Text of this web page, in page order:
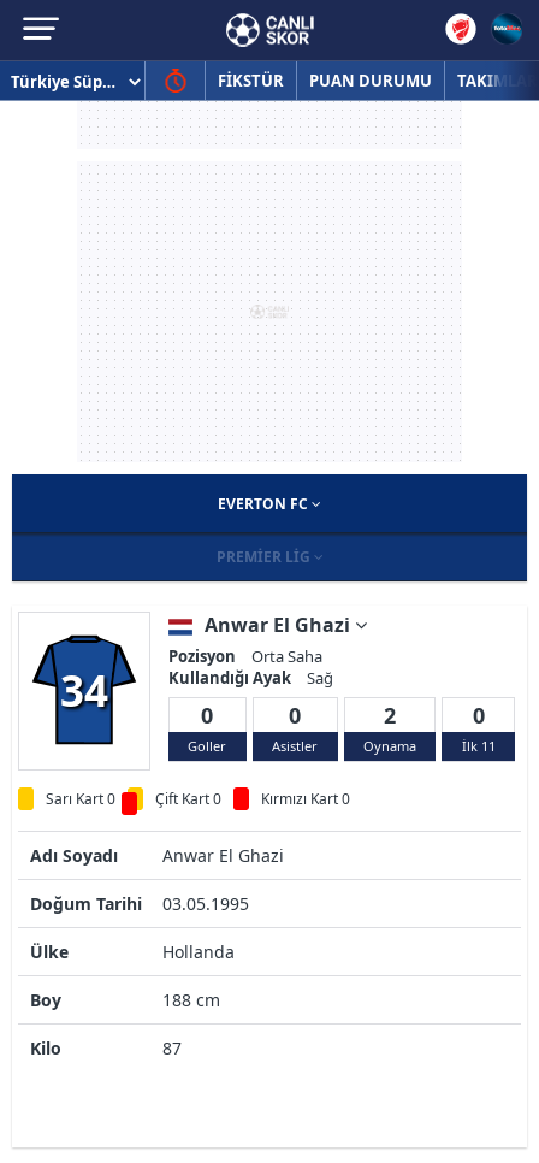
FİKSTÜR PUAN DURUMU TAKIMLAR
EVERTON FC
PREMIER LIG
34
Anwar El Ghazi
Pozisyon
Orta Saha
Kullandığı Ayak
Sağ
0
Goller
0
Asistler
2
Oynama
0
İlk 11
Sarı Kart 0 Çift Kart 0 Kırmızı Kart 0
Adı Soyadı Anwar El Ghazi
Doğum Tarihi 03.05.1995
Ülke Hollanda
Boy 188 cm
Kilo 87